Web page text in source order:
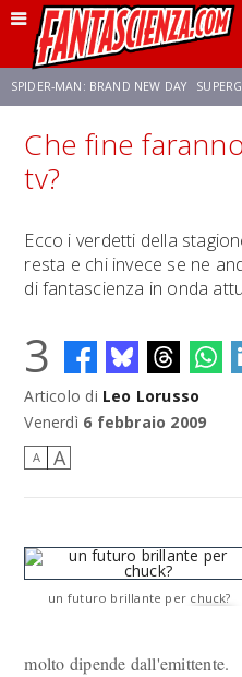
SPIDER-MAN: BRAND NEW DAY
FRANCO RICCIARDIELLO ZENDAYA
Che fine
tv?
Ecco i verdetti della
resta e chi invece se ne
di fantascienza in onda
3
Articolo di Leo Lorusso
Venerdì 6 febbraio 2009
A A
un futuro brillante per chuck?
molto dipende dall'emittente.